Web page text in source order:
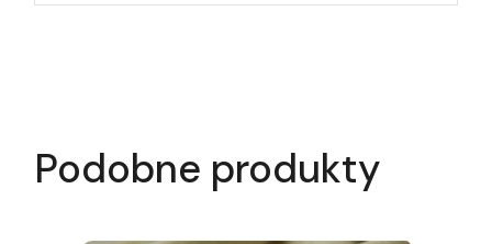
Podobne produkty